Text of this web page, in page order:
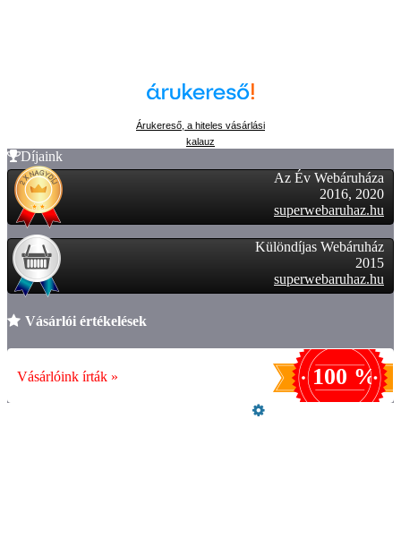
Árukereső, a hiteles vásárlási
kalauz
Díjaink
Az Év Webáruháza
2016, 2020
superwebaruhaz.hu
Különdíjas Webáruház
2015
superwebaruhaz.hu
Vásárlói értékelések
Vásárlóink írták » 100 %